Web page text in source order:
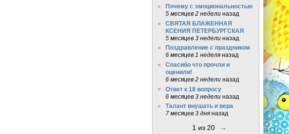
Почему с эмоциональностью
5 месяцев 2 неделиназад
СВЯТАЯ БЛАЖЕННАЯ
КСЕНИЯ ПЕТЕРБУРГСКАЯ
5 месяцев 3 неделиназад
Поздравление с праздником
6 месяцев 1 неделяназад
Спасибо что прочли и
оценили!
6 месяцев 2 неделиназад
Ответ к 18 вопросу
6 месяцев 3 неделиназад
Талант внушать и вера
7 месяцев 3 дняназад
1 из 20 →